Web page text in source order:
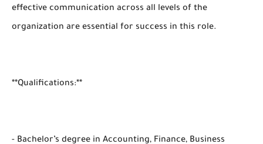
effective communication across all levels of the
organization are essential for success in this role.
**Qualifications:**
- Bachelor’s degree in Accounting, Finance, Business